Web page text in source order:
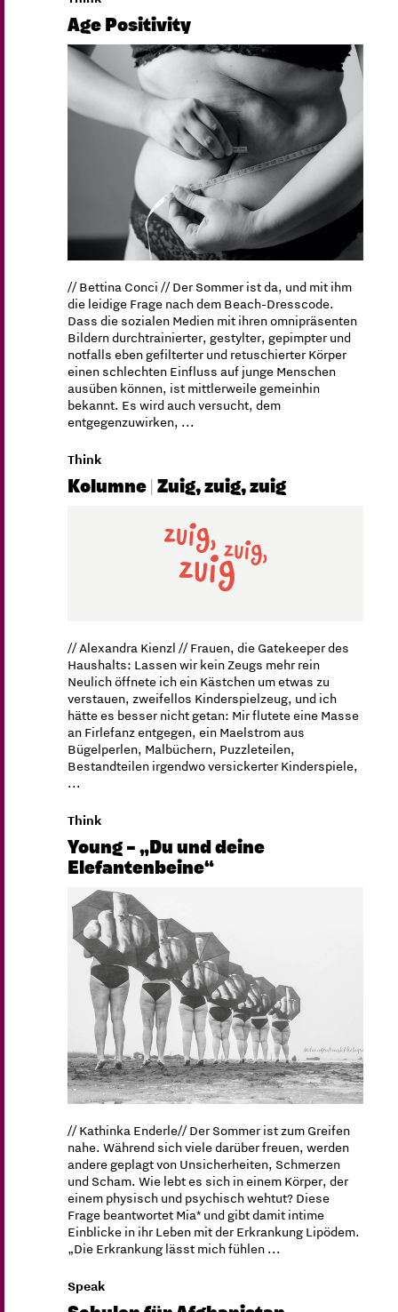
Age Positivity
// Bettina Conci // Der Sommer ist da, und mit ihm
die leidige Frage nach dem Beach-Dresscode.
Dass die sozialen Medien mit ihren omnipräsenten
Bildern durchtrainierter, gestylter, gepimpter und
notfalls eben gefilterter und retuschierter Körper
einen schlechten Einfluss auf junge Menschen
ausüben können, ist mittlerweile gemeinhin
bekannt. Es wird auch versucht, dem
entgegenzuwirken, ...
Think
Kolumne | Zuig, zuig, zuig
// Alexandra Kienzl // Frauen, die Gatekeeper des
Haushalts: Lassen wir kein Zeugs mehr rein
Neulich öffnete ich ein Kästchen um etwas zu
verstauen, zweifellos Kinderspielzeug, und ich
hätte es besser nicht getan: Mir flutete eine Masse
an Firlefanz entgegen, ein Maelstrom aus
Bügelperlen, Malbüchern, Puzzleteilen,
Bestandteilen irgendwo versickerter Kinderspiele,
...
Think
Young – „Du und deine
Elefantenbeine“
// Kathinka Enderle// Der Sommer ist zum Greifen
nahe. Während sich viele darüber freuen, werden
andere geplagt von Unsicherheiten, Schmerzen
und Scham. Wie lebt es sich in einem Körper, der
einem physisch und psychisch wehtut? Diese
Frage beantwortet Mia* und gibt damit intime
Einblicke in ihr Leben mit der Erkrankung Lipödem.
„Die Erkrankung lässt mich fühlen ...
Speak